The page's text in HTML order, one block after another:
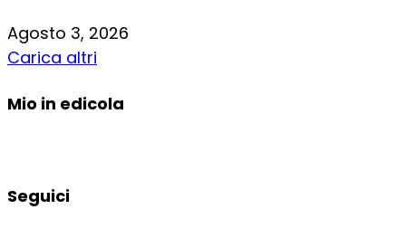
Agosto 3, 2026
Carica altri
Mio in edicola
Seguici